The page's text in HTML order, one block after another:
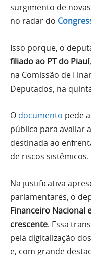
surgimento de
no radar do
Isso porque, o
filiado ao PT do Piauí
na Comissão de
Deputados, na
O documento pede
pública para avaliar
destinada ao
de riscos sistêmicos.
Na justificativa
parlamentares, o
Financeiro Nacional
crescente. Essa
pela digitalização
e, com grande